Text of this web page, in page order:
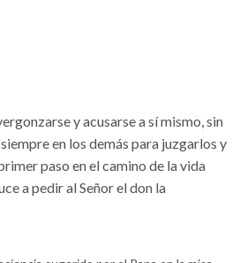
y acusarse a sí mismo, sin
en los demás para juzgarlos y
paso en el camino de la vida
a pedir al Señor el don la